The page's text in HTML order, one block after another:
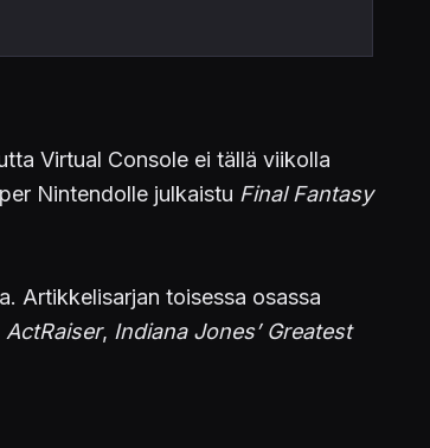
Virtual Console ei tällä viikolla
Nintendolle julkaistu Final Fantasy
Artikkelisarjan toisessa osassa
ActRaiser, Indiana Jones’ Greatest